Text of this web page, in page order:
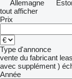
Allemagne
tout afficher
Prix
Type d'annonce
vente du fabricant
avec supplément )
Année